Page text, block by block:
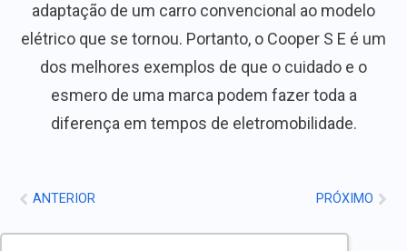
adaptação de um carro convencional ao modelo
elétrico que se tornou. Portanto, o Cooper S E é um
dos melhores exemplos de que o cuidado e o
esmero de uma marca podem fazer toda a
diferença em tempos de eletromobilidade.
ANTERIOR PRÓXIMO